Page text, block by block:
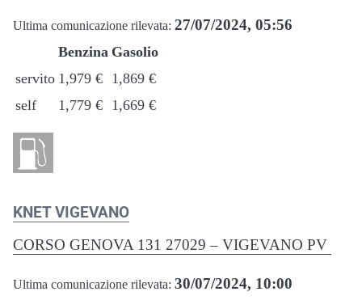
Ultima comunicazione rilevata: 27/07/2024, 05:56
Benzina Gasolio
servito 1,979 € 1,869 €
self
1,779 € 1,669 €
KNET VIGEVANO
CORSO GENOVA 131 27029 – VIGEVANO PV
Ultima comunicazione rilevata: 30/07/2024, 10:00